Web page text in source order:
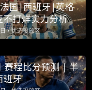
国|西班牙|英格
打烊实力分析
•优选投放区
赛程比分预测 | 半
班牙